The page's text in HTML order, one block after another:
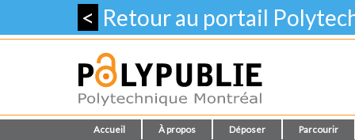
< Retour au portail
Accueil À propos Déposer Parcourir